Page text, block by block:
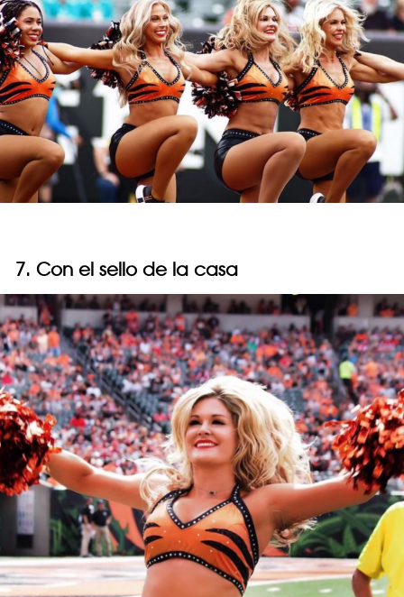
7. Con el sello de la casa